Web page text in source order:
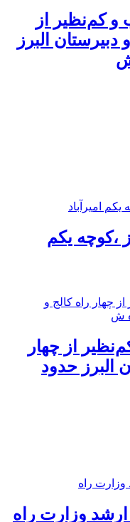
کم‌نظیر از
دبيرستان البرز
،کوچه یکم
از چهار
البرز حدود
ارشد وزارت راه